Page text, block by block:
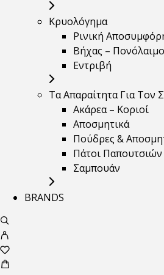
Κρυολόγημα
Ρινική
Βήχας –
Εντριβή
Τα Απαραίτητα Για Τον
Ακάρεα – Κοριοί
Αποσμητικά
Πούδρες &
Πάτοι Παπουτσιών
Σαμπουάν
BRANDS